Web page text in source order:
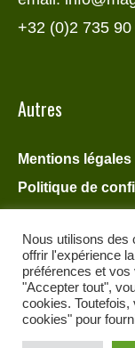
+32 (0)2 735 90
Autres
Mentions légales
Politique de
Nous utilisons des
offrir l'expérience
préférences et
"Accepter tout",
cookies.
cookies" pour